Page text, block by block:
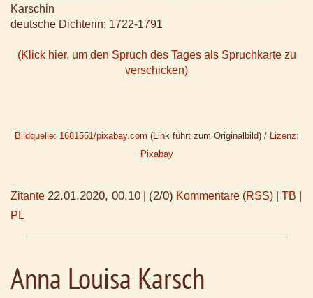
Karschin
deutsche Dichterin; 1722-1791
(Klick hier, um den Spruch des Tages als Spruchkarte zu
verschicken)
Bildquelle: 1681551/pixabay.com (Link führt zum Originalbild) / Lizenz:
Pixabay
Zitante 22.01.2020, 00.10 (2/0) Kommentare (RSS) | TB
PL
Anna Louisa Karsch